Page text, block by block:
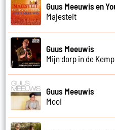
Guus Meeuwis en
Majesteit
Guus Meeuwis
Mijn dorp in de
Guus Meeuwis
Mooi